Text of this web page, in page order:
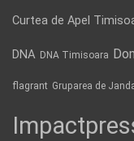
Curtea de Apel
DNA DNA Timisoara
flagrant Gruparea de